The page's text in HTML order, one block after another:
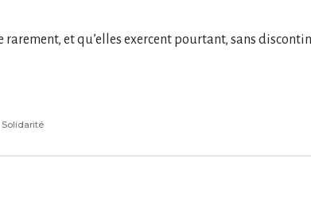
et qu​‌’elles exercent pourtant, sans
Solidarité